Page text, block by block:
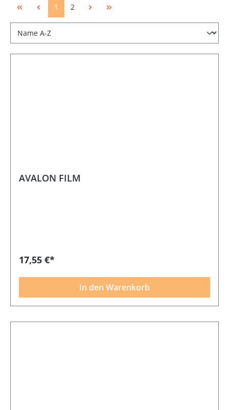
1 2
AVALON FILM
17,55 €*
In den Warenkorb